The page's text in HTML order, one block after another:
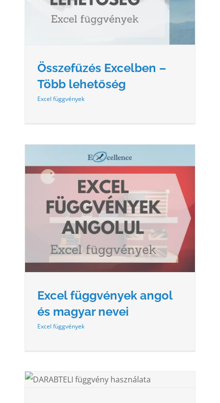
Összefűzés Excelben –
Több lehetőség
Excel függvények
Excel függvények angol
és magyar nevei
Excel függvények